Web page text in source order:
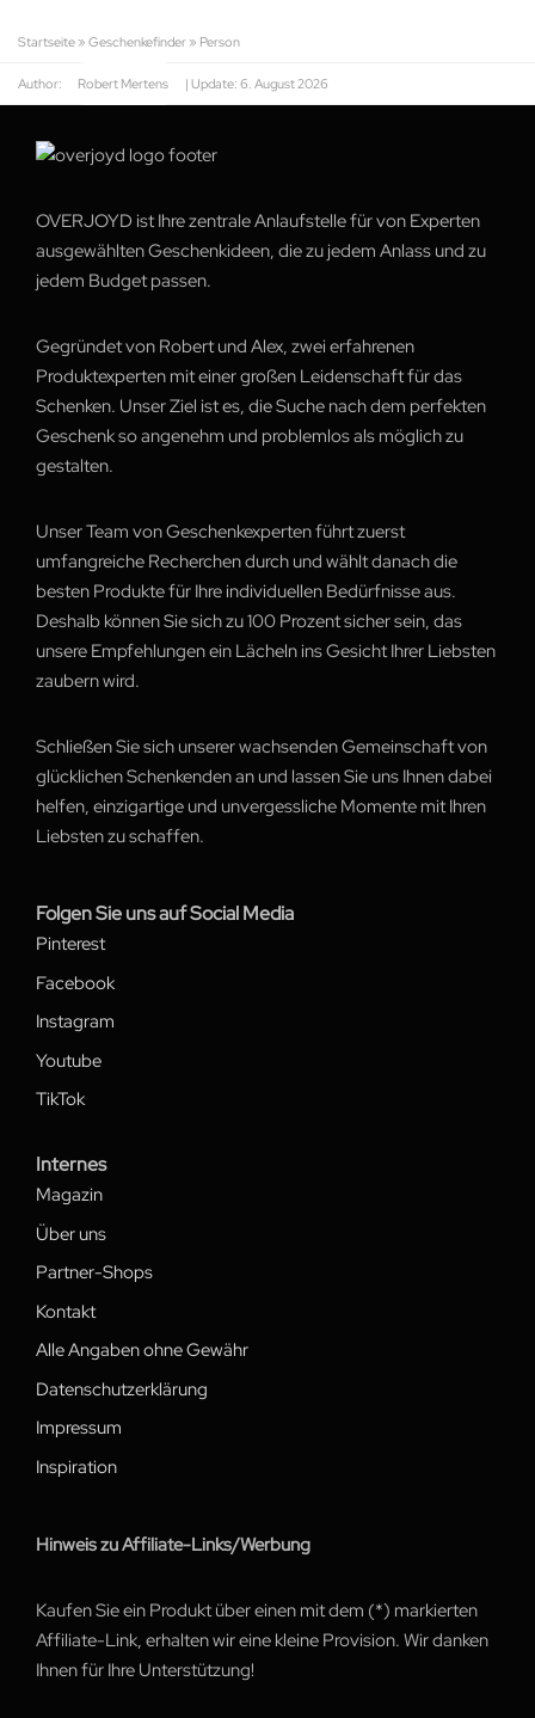
Startseite » Geschenkefinder » Person
Author: Robert Mertens | Update: 6. August 2026
OVERJOYD ist Ihre zentrale Anlaufstelle für von Experten
ausgewählten Geschenkideen, die zu jedem Anlass und zu
jedem Budget passen.
Gegründet von Robert und Alex, zwei erfahrenen
Produktexperten mit einer großen Leidenschaft für das
Schenken. Unser Ziel ist es, die Suche nach dem perfekten
Geschenk so angenehm und problemlos als möglich zu
gestalten.
Unser Team von Geschenkexperten führt zuerst
umfangreiche Recherchen durch und wählt danach die
besten Produkte für Ihre individuellen Bedürfnisse aus.
Deshalb können Sie sich zu 100 Prozent sicher sein, das
unsere Empfehlungen ein Lächeln ins Gesicht Ihrer Liebsten
zaubern wird.
Schließen Sie sich unserer wachsenden Gemeinschaft von
glücklichen Schenkenden an und lassen Sie uns Ihnen dabei
helfen, einzigartige und unvergessliche Momente mit Ihren
Liebsten zu schaffen.
Folgen Sie uns auf Social Media
Pinterest
Facebook
Instagram
Youtube
TikTok
Internes
Magazin
Über uns
Partner-Shops
Kontakt
Alle Angaben ohne Gewähr
Datenschutzerklärung
Impressum
Inspiration
Hinweis zu Affiliate-Links/Werbung
Kaufen Sie ein Produkt über einen mit dem (*) markierten
Affiliate-Link, erhalten wir eine kleine Provision. Wir danken
Ihnen für Ihre Unterstützung!